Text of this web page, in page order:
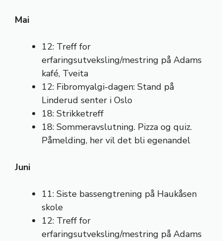
Mai
12: Treff for
erfaringsutveksling/mestring på Adams
kafé, Tveita
12: Fibromyalgi-dagen: Stand på
Linderud senter i Oslo
18: Strikketreff
18: Sommeravslutning. Pizza og quiz.
Påmelding, her vil det bli egenandel
Juni
11: Siste bassengtrening på Haukåsen
skole
12: Treff for
erfaringsutveksling/mestring på Adams